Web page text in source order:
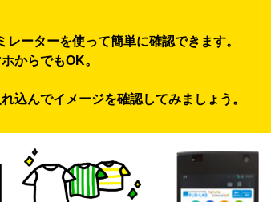
ーターを使って簡単に確認できます。
からでもOK。
込んでイメージを確認してみましょう。